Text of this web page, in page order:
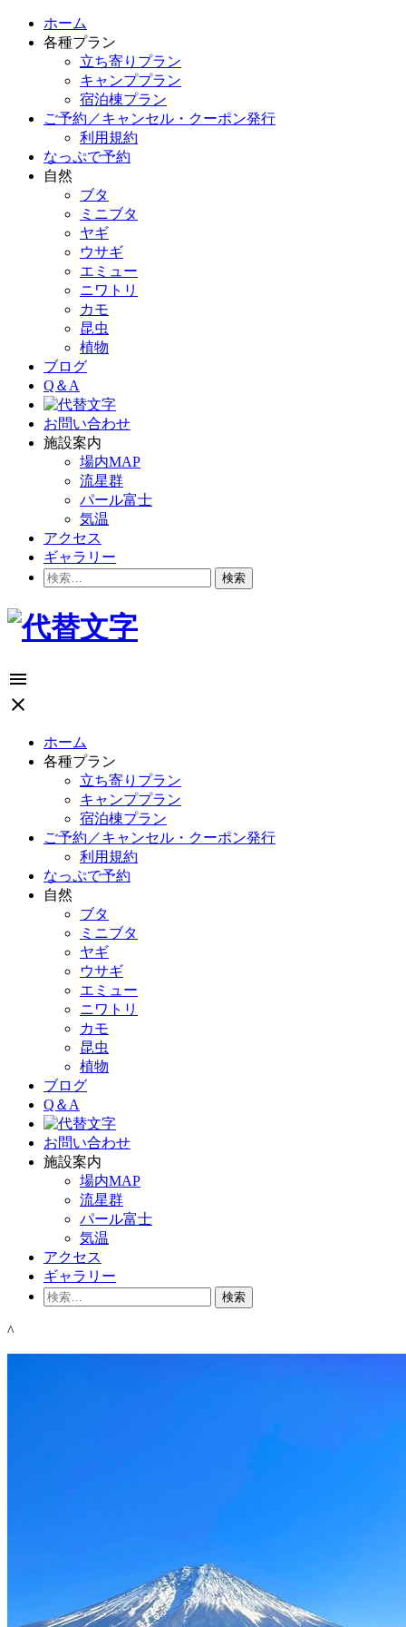
ホーム
各種プラン
立ち寄りプラン
キャンププラン
宿泊棟プラン
ご予約／キャンセル・クーポン発行
利用規約
なっぷで予約
自然
ブタ
ミニブタ
ヤギ
ウサギ
エミュー
ニワトリ
カモ
昆虫
植物
ブログ
Q＆A
お問い合わせ
施設案内
場内MAP
流星群
パール富士
気温
アクセス
ギャラリー
検
menu
close
ホーム
各種プラン
立ち寄りプラン
キャンププラン
宿泊棟プラン
ご予約／キャンセル・クーポン発行
利用規約
なっぷで予約
自然
ブタ
ミニブタ
ヤギ
ウサギ
エミュー
ニワトリ
カモ
昆虫
植物
ブログ
Q＆A
お問い合わせ
施設案内
場内MAP
流星群
パール富士
気温
アクセス
ギャラリー
検
^